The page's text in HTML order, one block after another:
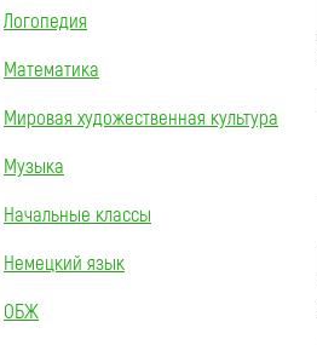
Логопедия
Математика
Мировая художественная культура
Музыка
Начальные классы
Немецкий язык
ОБЖ